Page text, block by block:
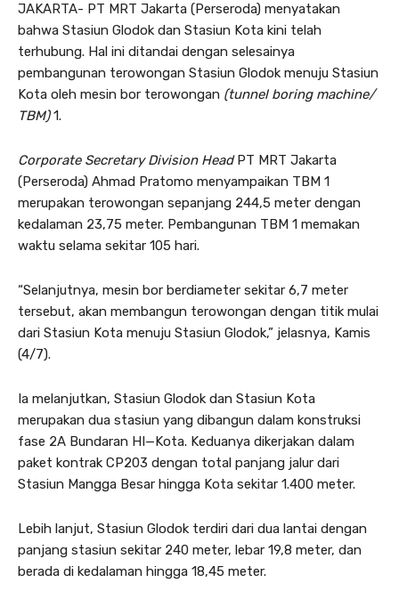
JAKARTA- PT MRT Jakarta (Perseroda) menyatakan
bahwa Stasiun Glodok dan Stasiun Kota kini telah
terhubung. Hal ini ditandai dengan selesainya
pembangunan terowongan Stasiun Glodok menuju Stasiun
Kota oleh mesin bor terowongan (tunnel boring machine/
TBM)1.
Corporate Secretary Division HeadPT MRT Jakarta
(Perseroda) Ahmad Pratomo menyampaikan TBM 1
merupakan terowongan sepanjang 244,5 meter dengan
kedalaman 23,75 meter. Pembangunan TBM 1 memakan
waktu selama sekitar 105 hari.
“Selanjutnya, mesin bor berdiameter sekitar 6,7 meter
tersebut, akan membangun terowongan dengan titik mulai
dari Stasiun Kota menuju Stasiun Glodok,” jelasnya, Kamis
(4/7).
Ia melanjutkan, Stasiun Glodok dan Stasiun Kota
merupakan dua stasiun yang dibangun dalam konstruksi
fase 2A Bundaran HI—Kota. Keduanya dikerjakan dalam
paket kontrak CP203 dengan total panjang jalur dari
Stasiun Mangga Besar hingga Kota sekitar 1.400 meter.
Lebih lanjut, Stasiun Glodok terdiri dari dua lantai dengan
panjang stasiun sekitar 240 meter, lebar 19,8 meter, dan
berada di kedalaman hingga 18,45 meter.